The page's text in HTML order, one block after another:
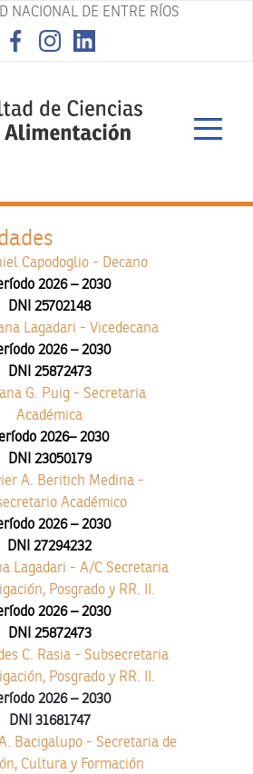
NACIONAL DE ENTRE RÍOS
asd
Capodoglio - Decano
2026 – 2030
DNI 25702148
Lagadari - Vicedecana
2026 – 2030
DNI 25872473
G. Puig - Secretaria
Académica
2026– 2030
DNI 23050179
A. Beritich Medina -
Académico
2026 – 2030
DNI 27294232
Lagadari - A/C Secretaria
Posgrado y RR. II.
2026 – 2030
DNI 25872473
C. Rasia - Subsecretaria
Posgrado y RR. II.
2026 – 2030
DNI 31681747
Bacigalupo - Secretaria de
Cultura y Formación